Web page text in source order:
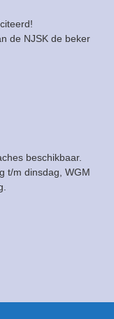
de NJSK de beker
beschikbaar.
t/m dinsdag, WGM